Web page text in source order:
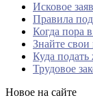
Исковое
Правила
Когда пора
Знайте свои
Куда подать
Трудовое
Новое на сайте